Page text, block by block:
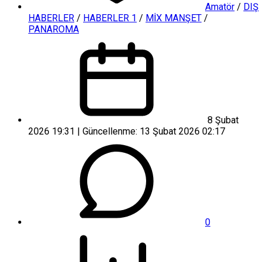
Amatör / DIŞ
HABERLER / HABERLER 1 / MİX MANŞET /
PANAROMA
8 Şubat
2026 19:31 | Güncellenme: 13 Şubat 2026 02:17
0